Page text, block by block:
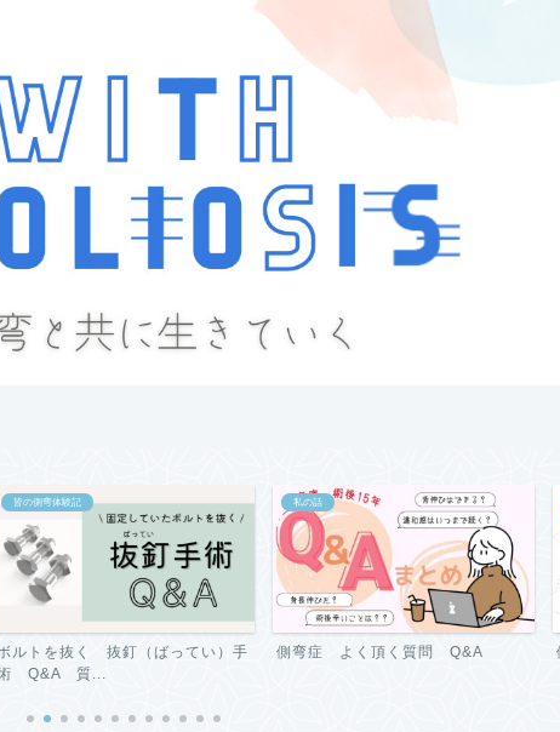
私の話
側弯症 よく頂く質問 Q&A
私の話
側弯手術後どこまで体は曲がるのか